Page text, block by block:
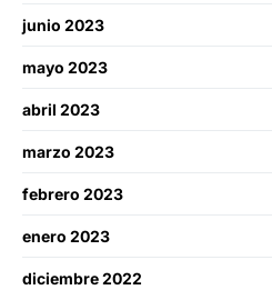
junio 2023
mayo 2023
abril 2023
marzo 2023
febrero 2023
enero 2023
diciembre 2022